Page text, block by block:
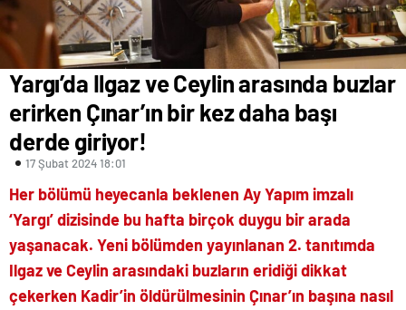
Yargı’da Ilgaz ve Ceylin arasında buzlar
erirken Çınar’ın bir kez daha başı
derde giriyor!
17 Şubat 2024 18:01
Her bölümü heyecanla beklenen Ay Yapım imzalı
‘Yargı’ dizisinde bu hafta birçok duygu bir arada
yaşanacak. Yeni bölümden yayınlanan 2. tanıtımda
Ilgaz ve Ceylin arasındaki buzların eridiği dikkat
çekerken Kadir’in öldürülmesinin Çınar’ın başına nasıl